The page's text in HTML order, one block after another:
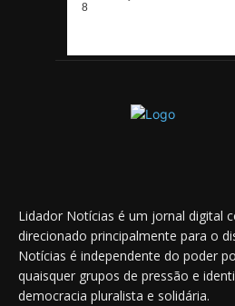
Lidador Notícias é um jornal digital
direcionado principalmente para o
Notícias é independente do poder
quaisquer grupos de pressão e
democracia pluralista e solidária.